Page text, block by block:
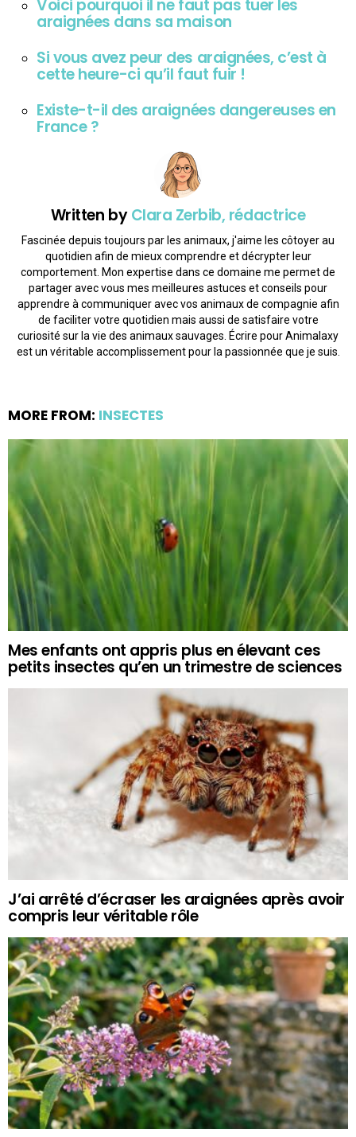
Voici pourquoi il ne faut pas tuer les
araignées dans sa maison
Si vous avez peur des araignées, c’est à
cette heure-ci qu’il faut fuir !
Existe-t-il des araignées dangereuses en
France ?
Written byClara Zerbib, rédactrice
Fascinée depuis toujours par les animaux, j'aime les côtoyer au
quotidien afin de mieux comprendre et décrypter leur
comportement. Mon expertise dans ce domaine me permet de
partager avec vous mes meilleures astuces et conseils pour
apprendre à communiquer avec vos animaux de compagnie afin
de faciliter votre quotidien mais aussi de satisfaire votre
curiosité sur la vie des animaux sauvages. Écrire pour Animalaxy
est un véritable accomplissement pour la passionnée que je suis.
MORE FROM: INSECTES
Mes enfants ont appris plus en élevant ces
petits insectes qu’en un trimestre de sciences
J’ai arrêté d’écraser les araignées après avoir
compris leur véritable rôle